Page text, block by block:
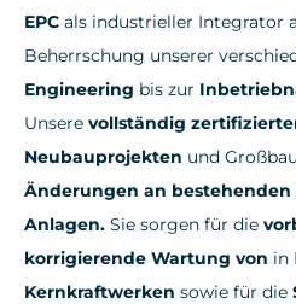
EPC als industrieller Integrator
Beherrschung unserer
Engineering bis zur
Unsere vollständig
Neubauprojekten und
Änderungen an
Anlagen. Sie sorgen für die
korrigierende Wartung von in
Kernkraftwerken sowie für die